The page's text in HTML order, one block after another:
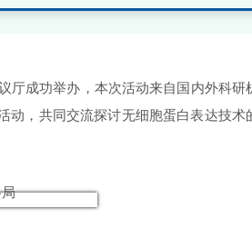
厅成功举办，本次活动来自国内外科研
动，共同交流探讨无细胞蛋白表达技术